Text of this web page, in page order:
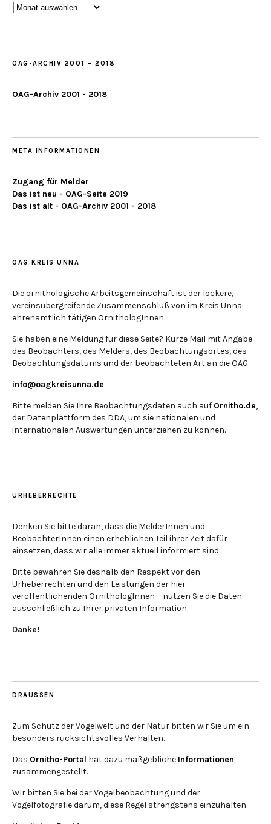
Beobachtungen
OAG-ARCHIV 2001 – 2018
OAG-Archiv 2001 - 2018
META INFORMATIONEN
Zugang für Melder
Das ist neu - OAG-Seite 2019
Das ist alt - OAG-Archiv 2001 - 2018
OAG KREIS UNNA
Die ornithologische Arbeitsgemeinschaft ist der lockere,
vereinsübergreifende Zusammenschluß von im Kreis Unna
ehrenamtlich tätigen OrnithologInnen.
Sie haben eine Meldung für diese Seite? Kurze Mail mit Angabe
des Beobachters, des Melders, des Beobachtungsortes, des
Beobachtungsdatums und der beobachteten Art an die OAG:
info@oagkreisunna.de
Bitte melden Sie Ihre Beobachtungsdaten auch auf Ornitho.de,
der Datenplattform des DDA, um sie nationalen und
internationalen Auswertungen unterziehen zu können.
URHEBERRECHTE
Denken Sie bitte daran, dass die MelderInnen und
BeobachterInnen einen erheblichen Teil ihrer Zeit dafür
einsetzen, dass wir alle immer aktuell informiert sind.
Bitte bewahren Sie deshalb den Respekt vor den
Urheberrechten und den Leistungen der hier
veröffentlichenden OrnithologInnen – nutzen Sie die Daten
ausschließlich zu Ihrer privaten Information.
Danke!
DRAUSSEN
Zum Schutz der Vogelwelt und der Natur bitten wir Sie um ein
besonders rücksichtsvolles Verhalten.
Das Ornitho-Portal hat dazu maßgebliche Informationen
zusammengestellt.
Wir bitten Sie bei der Vogelbeobachtung und der
Vogelfotografie darum, diese Regel strengstens einzuhalten.